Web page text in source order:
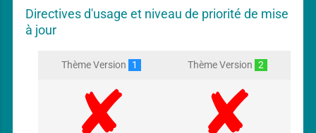
t
Directives d'usage et niveau de priorité de mise
à jour
Thème Version 1 Thème Version 2